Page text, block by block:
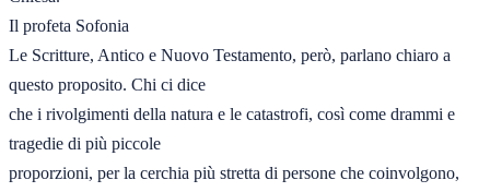
Il profeta Sofonia
Le Scritture, Antico e Nuovo Testamento, però, parlano chiaro a
questo proposito. Chi ci dice
che i rivolgimenti della natura e le catastrofi, così come drammi e
tragedie di più piccole
proporzioni, per la cerchia più stretta di persone che coinvolgono,